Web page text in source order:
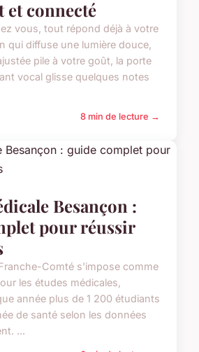
connecté
vous, tout répond déjà à votre
qui diffuse une lumière douce,
pile à votre goût, la porte
vocal glisse quelques notes
8 min de lecture →
Besançon :
pour réussir
Comté s'impose comme
les études médicales,
année plus de 1 200 étudiants
de santé selon les données
...